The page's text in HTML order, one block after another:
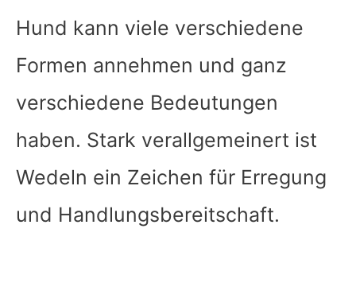
Hund kann viele verschiedene
Formen annehmen und ganz
verschiedene Bedeutungen
haben. Stark verallgemeinert ist
Wedeln ein Zeichen für Erregung
und Handlungsbereitschaft.